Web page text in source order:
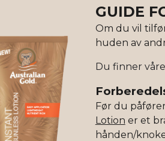
GUIDE
Om du vil
huden av
Du finner
Før du
Lotion er et
hånden/